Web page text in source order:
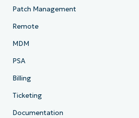
Patch Management
Remote
MDM
PSA
Billing
Ticketing
Documentation